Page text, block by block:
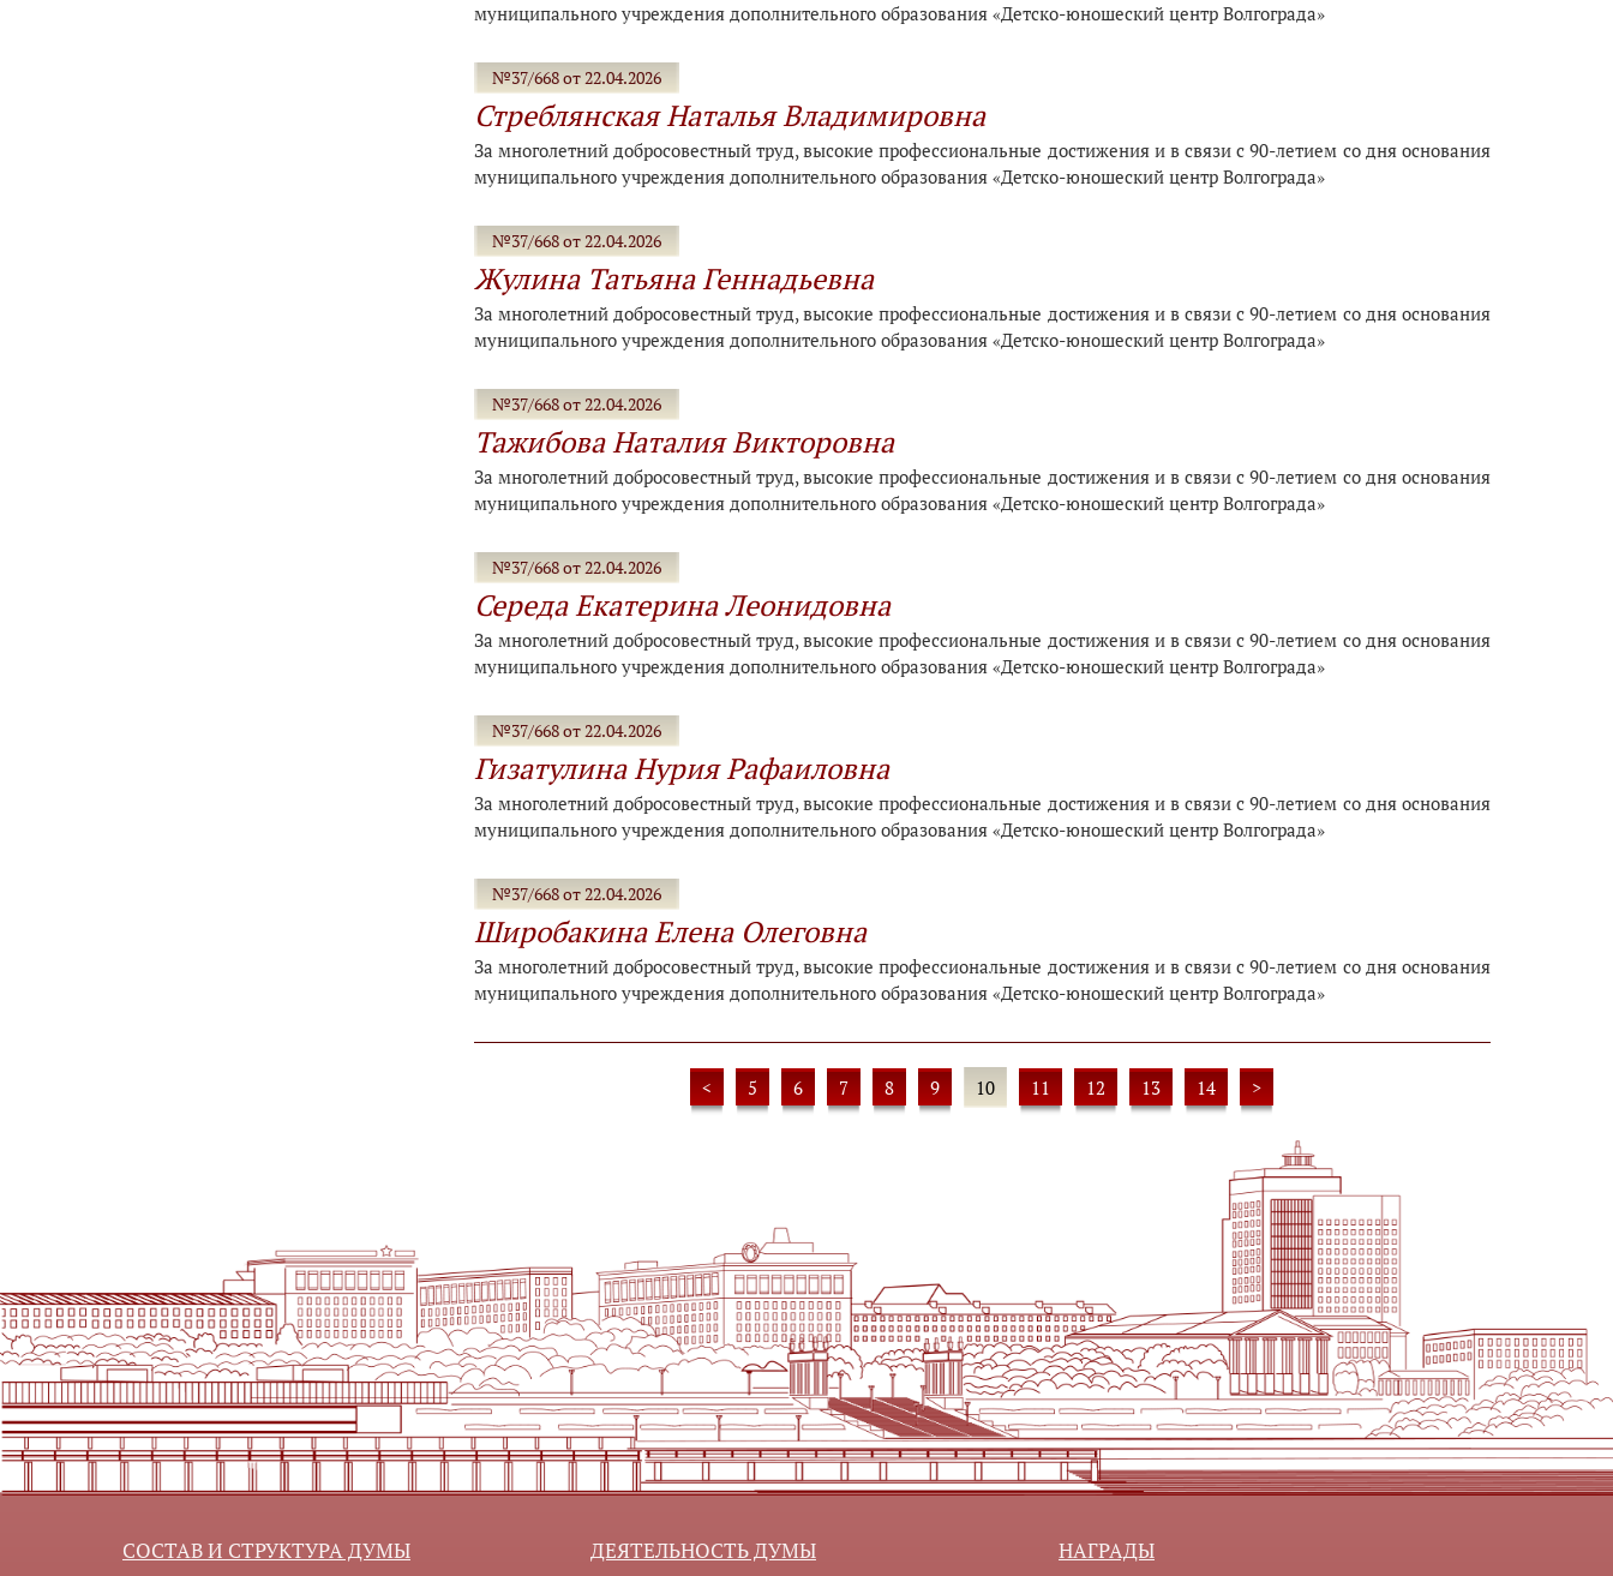
муниципального учреждения дополнительного образования «Детско-юношеский центр Волгограда»
№37/668 от 22.04.2026
Стреблянская Наталья Владимировна
За многолетний добросовестный труд, высокие профессиональные достижения и в связи с 90-летием со дня основания
муниципального учреждения дополнительного образования «Детско-юношеский центр Волгограда»
№37/668 от 22.04.2026
Жулина Татьяна Геннадьевна
За многолетний добросовестный труд, высокие профессиональные достижения и в связи с 90-летием со дня основания
муниципального учреждения дополнительного образования «Детско-юношеский центр Волгограда»
№37/668 от 22.04.2026
Тажибова Наталия Викторовна
За многолетний добросовестный труд, высокие профессиональные достижения и в связи с 90-летием со дня основания
муниципального учреждения дополнительного образования «Детско-юношеский центр Волгограда»
№37/668 от 22.04.2026
Середа Екатерина Леонидовна
За многолетний добросовестный труд, высокие профессиональные достижения и в связи с 90-летием со дня основания
муниципального учреждения дополнительного образования «Детско-юношеский центр Волгограда»
№37/668 от 22.04.2026
Гизатулина Нурия Рафаиловна
За многолетний добросовестный труд, высокие профессиональные достижения и в связи с 90-летием со дня основания
муниципального учреждения дополнительного образования «Детско-юношеский центр Волгограда»
№37/668 от 22.04.2026
Широбакина Елена Олеговна
За многолетний добросовестный труд, высокие профессиональные достижения и в связи с 90-летием со дня основания
муниципального учреждения дополнительного образования «Детско-юношеский центр Волгограда»
< 5 6 7 8 9 10 11 12 13 14 >
СОСТАВ И СТРУКТУРА ДУМЫ ДЕЯТЕЛЬНОСТЬ ДУМЫ НАГРАДЫ